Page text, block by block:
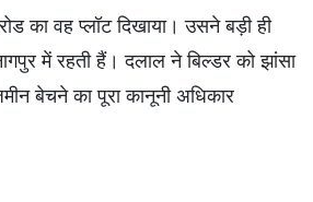
का वह प्लॉट दिखाया। उसने बड़ी ही
में रहती हैं। दलाल ने बिल्डर को झांसा
बेचने का पूरा कानूनी अधिकार